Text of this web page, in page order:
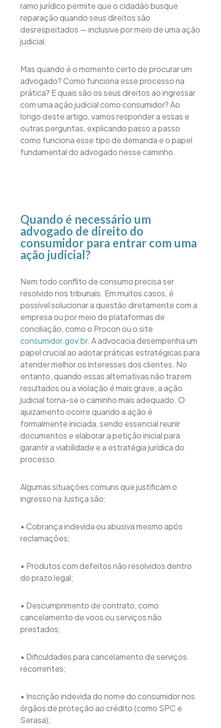
ramo jurídico permite que o cidadão busque
reparação quando seus direitos são
desrespeitados — inclusive por meio de uma ação
judicial.
Mas quando é o momento certo de procurar um
advogado? Como funciona esse processo na
prática? E quais são os seus direitos ao ingressar
com uma ação judicial como consumidor? Ao
longo deste artigo, vamos responder a essas e
outras perguntas, explicando passo a passo
como funciona esse tipo de demanda e o papel
fundamental do advogado nesse caminho.
Quando é necessário um
advogado de direito do
consumidor para entrar com uma
ação judicial?
Nem todo conflito de consumo precisa ser
resolvido nos tribunais. Em muitos casos, é
possível solucionar a questão diretamente com a
empresa ou por meio de plataformas de
conciliação, como o Procon ou o site
consumidor.gov.br. A advocacia desempenha um
papel crucial ao adotar práticas estratégicas para
atender melhor os interesses dos clientes. No
entanto, quando essas alternativas não trazem
resultados ou a violação é mais grave, a ação
judicial torna-se o caminho mais adequado. O
ajuizamento ocorre quando a ação é
formalmente iniciada, sendo essencial reunir
documentos e elaborar a petição inicial para
garantir a viabilidade e a estratégia jurídica do
processo.
Algumas situações comuns que justificam o
ingresso na Justiça são:
• Cobrança indevida ou abusiva mesmo após
reclamações;
• Produtos com defeitos não resolvidos dentro
do prazo legal;
• Descumprimento de contrato, como
cancelamento de voos ou serviços não
prestados;
• Dificuldades para cancelamento de serviços
recorrentes;
• Inscrição indevida do nome do consumidor nos
órgãos de proteção ao crédito (como SPC e
Serasa);